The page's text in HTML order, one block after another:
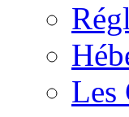
Les